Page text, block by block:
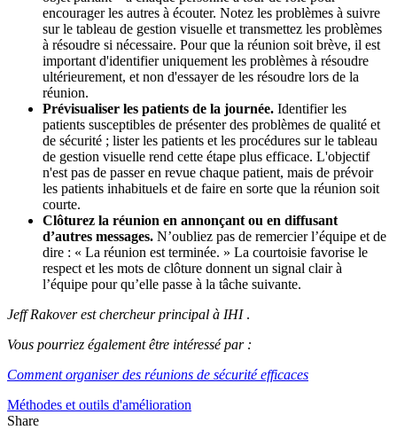
encourager les autres à écouter. Notez les problèmes à suivre
sur le tableau de gestion visuelle et transmettez les problèmes
à résoudre si nécessaire. Pour que la réunion soit brève, il est
important d'identifier uniquement les problèmes à résoudre
ultérieurement, et non d'essayer de les résoudre lors de la
réunion.
Prévisualiser les patients de la journée. Identifier les
patients susceptibles de présenter des problèmes de qualité et
de sécurité ; lister les patients et les procédures sur le tableau
de gestion visuelle rend cette étape plus efficace. L'objectif
n'est pas de passer en revue chaque patient, mais de prévoir
les patients inhabituels et de faire en sorte que la réunion soit
courte.
Clôturez la réunion en annonçant ou en diffusant
d’autres messages. N’oubliez pas de remercier l’équipe et de
dire : « La réunion est terminée. » La courtoisie favorise le
respect et les mots de clôture donnent un signal clair à
l’équipe pour qu’elle passe à la tâche suivante.
Jeff Rakover est chercheur principal à IHI .
Vous pourriez également être intéressé par :
Comment organiser des réunions de sécurité efficaces
Méthodes et outils d'amélioration
Share